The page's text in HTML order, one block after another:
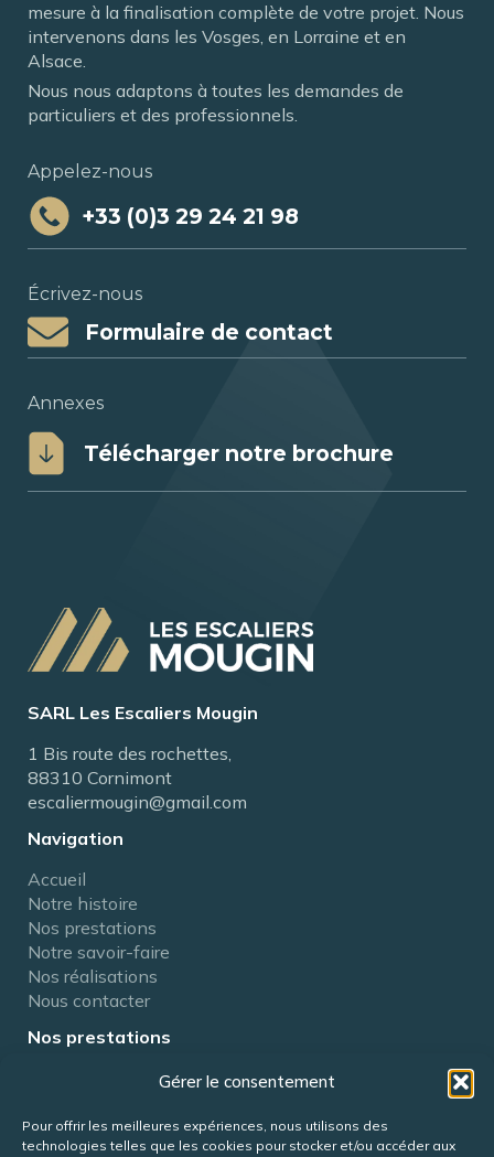
Gérer le consentement
Pour offrir les meilleures expériences, nous utilisons des
technologies telles que les cookies pour stocker et/ou accéder aux
mesure à la finalisation complète de votre projet. Nous
intervenons dans les Vosges, en Lorraine et en
Alsace.
Nous nous adaptons à toutes les demandes de
particuliers et des professionnels.
Appelez-nous
+33 (0)3 29 24 21 98
Écrivez-nous
Formulaire de contact
Annexes
Télécharger notre brochure
SARL Les Escaliers Mougin
1 Bis route des rochettes,
88310 Cornimont
escaliermougin@gmail.com
Navigation
Accueil
Notre histoire
Nos prestations
Notre savoir-faire
Nos réalisations
Nous contacter
Nos prestations
Fabricant d’escaliers
Fabricant de passerelles
Fabricant de mezzanines